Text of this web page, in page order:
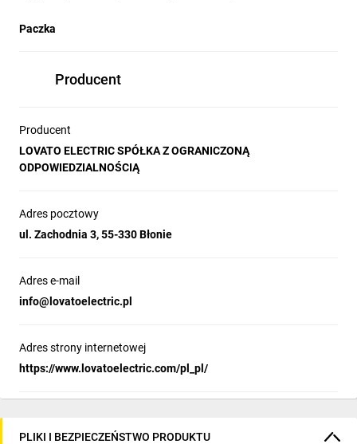
Paczka
Producent
Producent
LOVATO ELECTRIC SPÓŁKA Z OGRANICZONĄ
ODPOWIEDZIALNOŚCIĄ
Adres pocztowy
ul. Zachodnia 3, 55-330 Błonie
Adres e-mail
info@lovatoelectric.pl
Adres strony internetowej
https://www.lovatoelectric.com/pl_pl/
PLIKI I BEZPIECZEŃSTWO PRODUKTU